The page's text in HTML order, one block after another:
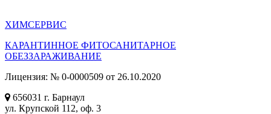
ХИМСЕРВИС
КАРАНТИННОЕ ФИТОСАНИТАРНОЕ
ОБЕЗЗАРАЖИВАНИЕ
Лицензия: № 0-0000509 от 26.10.2020
656031 г. Барнаул
ул. Крупской 112, оф. 3